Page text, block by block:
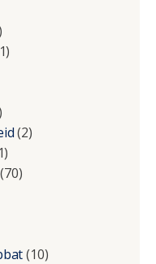
(2)
(70)
(10)